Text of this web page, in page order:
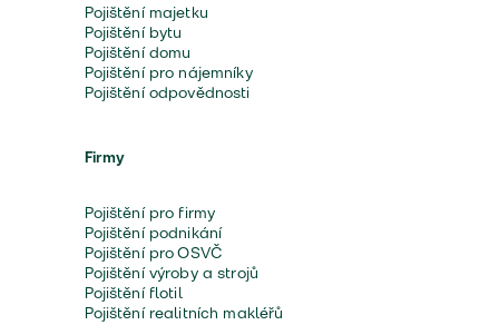
Pojištění majetku
Pojištění bytu
Pojištění domu
Pojištění pro nájemníky
Pojištění odpovědnosti
Firmy
Pojištění pro firmy
Pojištění podnikání
Pojištění pro OSVČ
Pojištění výroby a strojů
Pojištění flotil
Pojištění realitních makléřů